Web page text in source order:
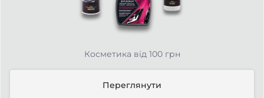
Косметика від 100 грн
Переглянути